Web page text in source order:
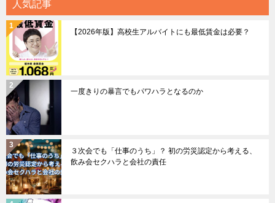
人気記事
【2026年版】高校生アルバイトにも最低賃金は必要？
一度きりの暴言でもパワハラとなるのか
３次会でも「仕事のうち」？ 初の労災認定から考える、
飲み会セクハラと会社の責任